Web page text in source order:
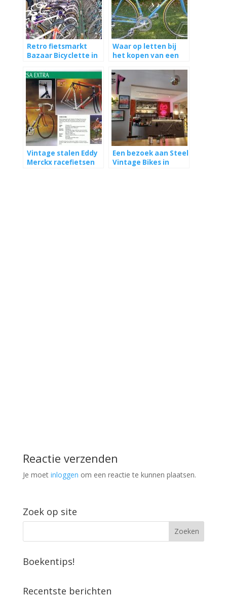
Retro fietsmarkt
Bazaar Bicyclette in
Waar op letten bij
het kopen van een
Vintage stalen Eddy
Merckx racefietsen
Een bezoek aan Steel
Vintage Bikes in
Reactie verzenden
Je moet inloggen om een reactie te kunnen plaatsen.
Zoek op site
Boekentips!
Recentste berichten